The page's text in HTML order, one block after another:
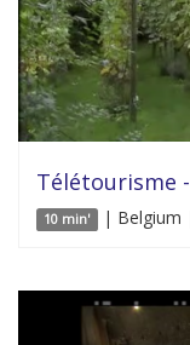
Télétourisme
10 min' | Belgium